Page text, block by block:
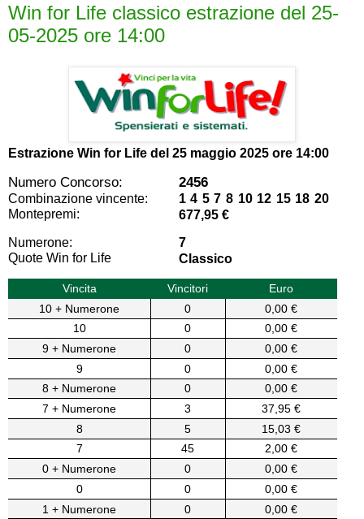
Win for Life classico estrazione del 25-
05-2025 ore 14:00
Estrazione Win for Life del 25 maggio 2025 ore 14:00
Numero Concorso: 2456
Combinazione vincente:
1 4 5 7 8 10 12 15 18 20
Montepremi:
677,95 €
Numerone:
7
Quote Win for Life
Classico
Vincita Vincitori
Euro
10 + Numerone
0
0,00 €
10
0
0,00 €
9 + Numerone
0
0,00 €
9
0
0,00 €
8 + Numerone
0
0,00 €
7 + Numerone
3
37,95 €
8
5
15,03 €
7
45
2,00 €
0 + Numerone
0
0,00 €
0
0
0,00 €
1 + Numerone
0
0,00 €